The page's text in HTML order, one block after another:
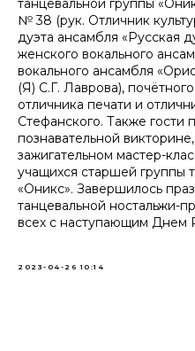
танцевальной группы
№ 38 (рук. Отличник
дуэта ансамбля «Русская
женского вокального
вокального ансамбля
(Я) С.Г. Лаврова),
отличника печати и
Стефанского. Также гости
познавательной
зажигательном мастер-
учащихся старшей группы
«Оникс». Завершилось
танцевальной ностальжи-
всех с наступающим Днем
2023-04-26 10:14